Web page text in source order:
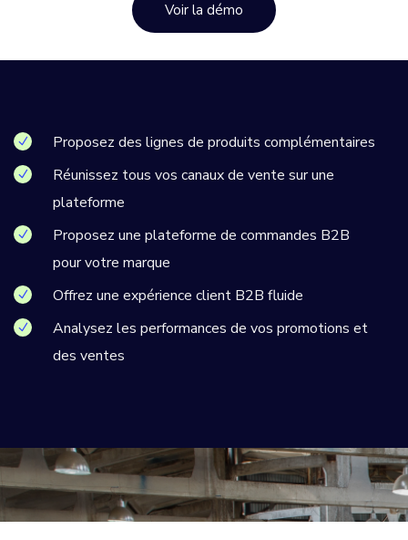
Voir la démo
Proposez des lignes de produits complémentaires
Réunissez tous vos canaux de vente sur une
plateforme
Proposez une plateforme de commandes B2B
pour votre marque
Offrez une expérience client B2B fluide
Analysez les performances de vos promotions et
des ventes